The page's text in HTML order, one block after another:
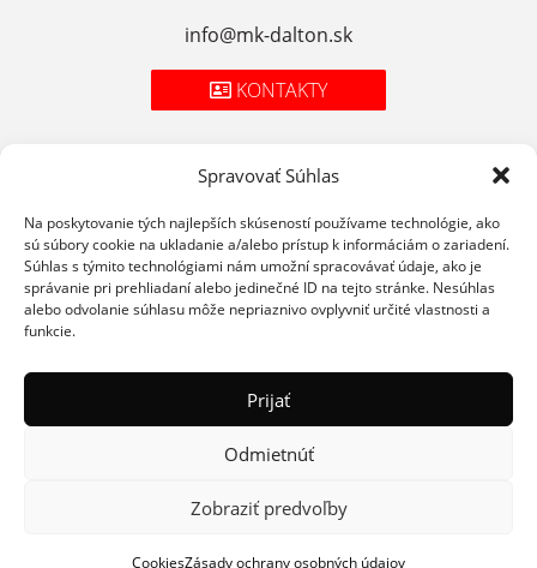
Spravovať Súhlas
Na poskytovanie tých najlepších skúseností používame technológie, ako
sú súbory cookie na ukladanie a/alebo prístup k informáciám o zariadení.
Súhlas s týmito technológiami nám umožní spracovávať údaje, ako je
správanie pri prehliadaní alebo jedinečné ID na tejto stránke. Nesúhlas
alebo odvolanie súhlasu môže nepriaznivo ovplyvniť určité vlastnosti a
funkcie.
Prijať
Odmietnúť
Zobraziť predvoľby
CookiesZásady ochrany osobných údajov
info@mk-dalton.sk
KONTAKTY
Cookies
Podmienky použitia
© 2026 STAROMESTSKÁ MÄSIAREŇ